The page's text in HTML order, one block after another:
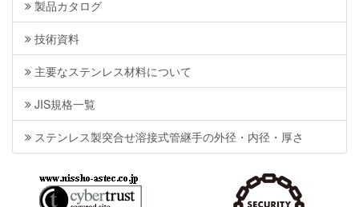
製品カタログ
技術資料
主要なステンレス材料について
JIS規格一覧
ステンレス製突合せ溶接式管継手の外径・内径・厚さ